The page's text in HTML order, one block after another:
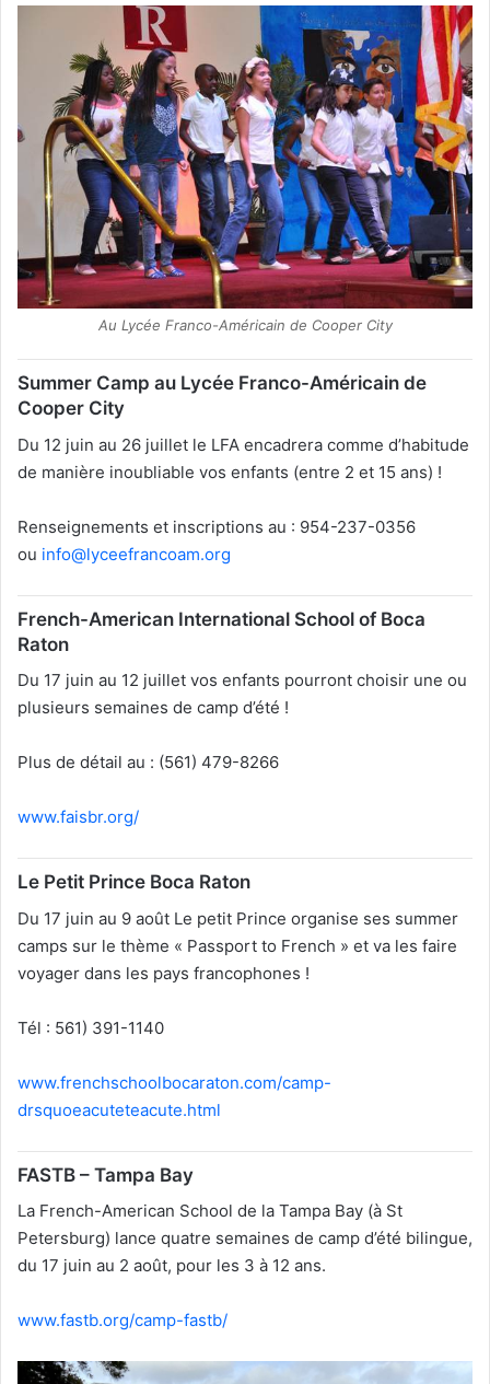
Au Lycée Franco-Américain de Cooper City
Summer Camp au Lycée Franco-Américain de
Cooper City
Du 12 juin au 26 juillet le LFA encadrera comme d’habitude
de manière inoubliable vos enfants (entre 2 et 15 ans) !
Renseignements et inscriptions au : 954-237-0356
ou info@lyceefrancoam.org
French-American International School of Boca
Raton
Du 17 juin au 12 juillet vos enfants pourront choisir une ou
plusieurs semaines de camp d’été !
Plus de détail au : (561) 479-8266
www.faisbr.org/
Le Petit Prince Boca Raton
Du 17 juin au 9 août Le petit Prince organise ses summer
camps sur le thème « Passport to French » et va les faire
voyager dans les pays francophones !
Tél : 561) 391-1140
www.frenchschoolbocaraton.com/camp-
drsquoeacuteteacute.html
FASTB – Tampa Bay
La French-American School de la Tampa Bay (à St
Petersburg) lance quatre semaines de camp d’été bilingue,
du 17 juin au 2 août, pour les 3 à 12 ans.
www.fastb.org/camp-fastb/